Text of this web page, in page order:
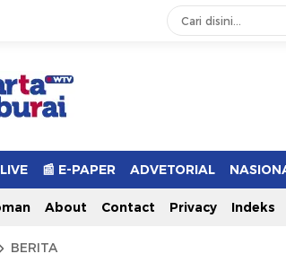
Terkini
📰 E-PAPER ADVETORIAL
About Contact Privacy Indeks
BERITA